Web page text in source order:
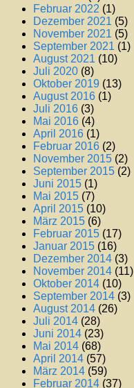
Februar 2022 (1)
Dezember 2021 (5)
November 2021 (5)
September 2021 (1)
August 2021 (10)
Juli 2020 (8)
Oktober 2019 (13)
August 2016 (1)
Juli 2016 (3)
Mai 2016 (4)
April 2016 (1)
Februar 2016 (2)
November 2015 (2)
September 2015 (2)
Juni 2015 (1)
Mai 2015 (7)
April 2015 (10)
März 2015 (6)
Februar 2015 (17)
Januar 2015 (16)
Dezember 2014 (3)
November 2014 (11)
Oktober 2014 (10)
September 2014 (3)
August 2014 (26)
Juli 2014 (28)
Juni 2014 (23)
Mai 2014 (68)
April 2014 (57)
März 2014 (59)
Februar 2014 (37)